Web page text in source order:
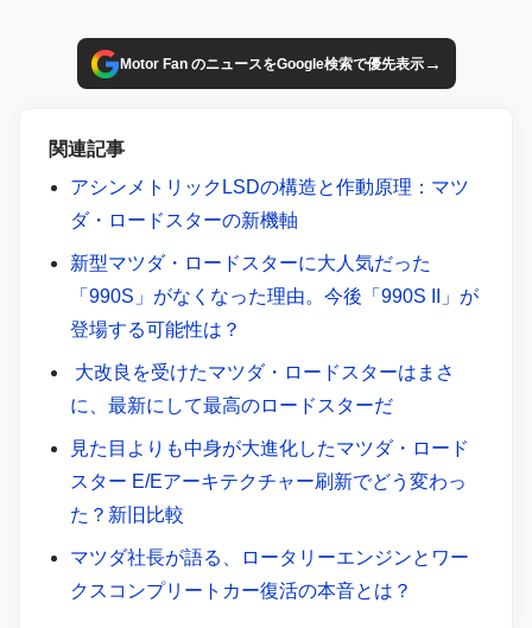
Motor Fan のニュースをGoogle検索で優先表示→
関連記事
アシンメトリックLSDの構造と作動原理：マツ
ダ・ロードスターの新機軸
新型マツダ・ロードスターに大人気だった
「990S」がなくなった理由。今後「990S II」が
登場する可能性は？
大改良を受けたマツダ・ロードスターはまさ
に、最新にして最高のロードスターだ
見た目よりも中身が大進化したマツダ・ロード
スター E/Eアーキテクチャー刷新でどう変わっ
た？新旧比較
マツダ社長が語る、ロータリーエンジンとワー
クスコンプリートカー復活の本音とは？